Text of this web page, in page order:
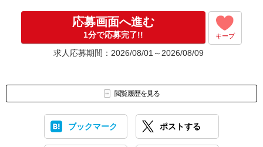
応募画面へ進む
1分で応募完了!! キープ
求人応募期間：2026/08/01～2026/08/09
閲覧履歴を見る
ブックマーク ポストする